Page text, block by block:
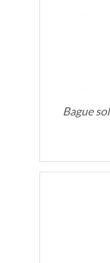
Bague